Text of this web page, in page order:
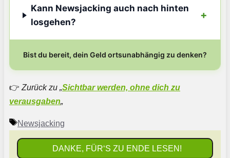
Kann Newsjacking auch nach hinten
losgehen?
Bist du bereit, dein Geld ortsunabhängig zu denken?
👉 Zurück zu „Sichtbar werden, ohne dich zu
verausgaben„
Schlagwörter
Newsjacking
DANKE, FÜR‘S ZU ENDE LESEN!